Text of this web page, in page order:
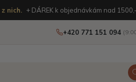
nich. + DÁREK k objednávkám nad
+420 771 151 094